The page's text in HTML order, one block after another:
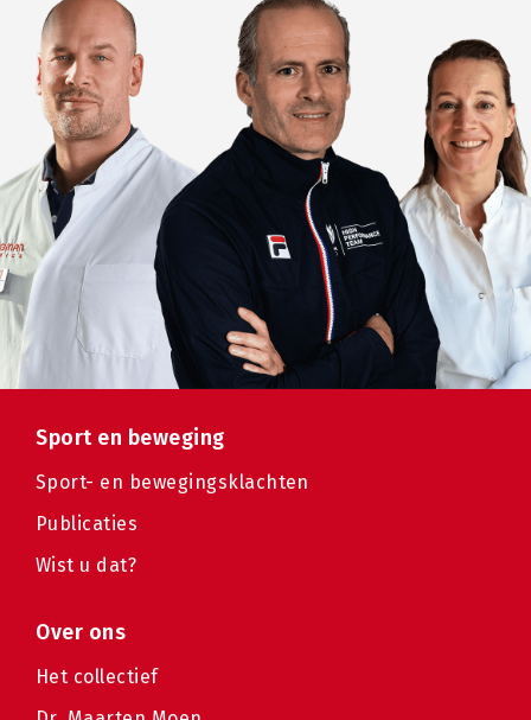
Sport en beweging
Sport- en bewegingsklachten
Publicaties
Wist u dat?
Over ons
Het collectief